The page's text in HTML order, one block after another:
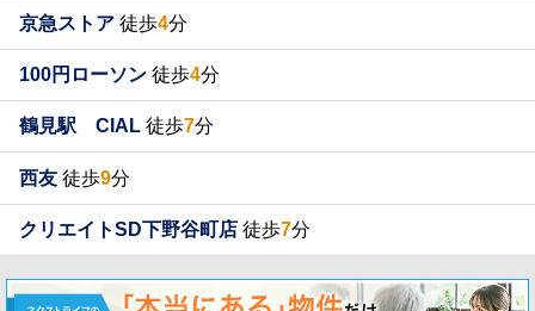
京急ストア 徒歩4分
100円ローソン 徒歩4分
鶴見駅 CIAL 徒歩7分
西友 徒歩9分
クリエイトSD下野谷町店 徒歩7分